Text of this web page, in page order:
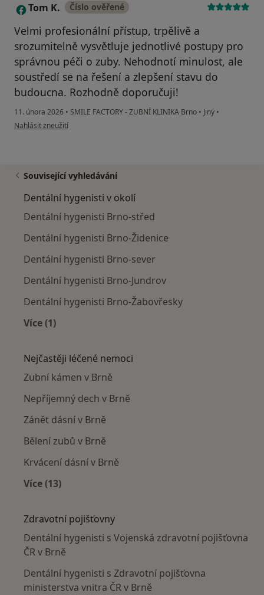
T Tom K. Číslo ověřené
Velmi profesionální přístup, trpělivě a
srozumitelně vysvětluje jednotlivé postupy pro
správnou péči o zuby. Nehodnotí minulost, ale
soustředí se na řešení a zlepšení stavu do
budoucna. Rozhodně doporučuji!
11. února 2026 • SMILE FACTORY - ZUBNÍ KLINIKA Brno • Jiný •
podle názoru uživatele Tom K.
Nahlásit zneužití
Související vyhledávání
Dentální hygenisti v okolí
Dentální hygenisti Brno-střed
Dentální hygenisti Brno-Židenice
Dentální hygenisti Brno-sever
Dentální hygenisti Brno-Jundrov
Dentální hygenisti Brno-Žabovřesky
Více (1)
Nejčastěji léčené nemoci
Zubní kámen v Brně
Nepříjemný dech v Brně
Zánět dásní v Brně
Bělení zubů v Brně
Krvácení dásní v Brně
Více (13)
Zdravotní pojišťovny
Dentální hygenisti s Vojenská zdravotní pojišťovna
ČR v Brně
Dentální hygenisti s Zdravotní pojišťovna
ministerstva vnitra ČR v Brně